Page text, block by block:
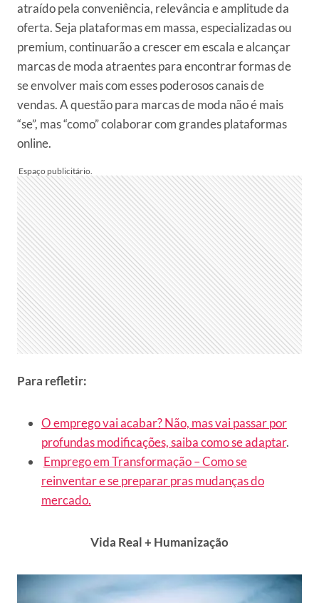
atraído pela conveniência, relevância e amplitude da
oferta.Seja plataformas em massa, especializadas ou
premium, continuarão a crescer em escala e alcançar
marcas de moda atraentes para encontrar formas de
se envolver mais com esses poderosos canais de
vendas.A questão para marcas de moda não é mais
“se”, mas “como” colaborar com grandes plataformas
online.
Para refletir:
O emprego vai acabar? Não, mas vai passar por
profundas modificações, saiba como se adaptar.
Emprego em Transformação – Como se
reinventar e se preparar pras mudanças do
mercado.
Vida Real + Humanização